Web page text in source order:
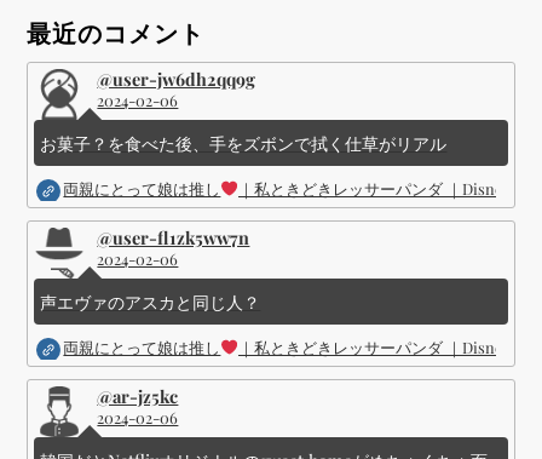
シ
ョ
ン
最近のコメント
@user-jw6dh2qq9g
2024-02-06
お菓子？を食べた後、手をズボンで拭く仕草がリアル
両親にとって娘は推し ｜私ときどきレッサーパンダ ｜Disney (
@user-fl1zk5ww7n
2024-02-06
声エヴァのアスカと同じ人？
両親にとって娘は推し ｜私ときどきレッサーパンダ ｜Disney (
@ar-jz5kc
2024-02-06